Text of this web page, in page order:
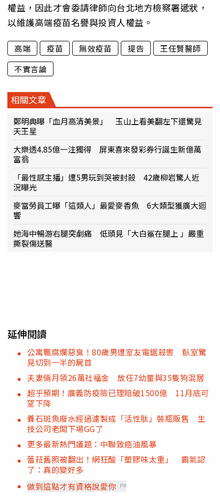
權益，因此才會委請律師向台北地方檢察署遞狀，
以維護高端疫苗名譽與投資人權益。
高端 疫苗 無效疫苗 提告
王任賢醫師
不實言論
相關文章
鄭明典曝「血月高清美景」 玉山上看美翻左下還驚見
天王星
大樂透4.85億一注獨得 屏東喜來發彩券行誕生新億萬
富翁
「最性感主播」遭5男玩到哭被封殺 42歲柳岩驚人近
況曝光
麥當勞員工曝「這類人」最愛麥香魚 6大類型獲廣大迴
響
她海中暢游右腿突劇痛 低頭見「大白鯊在腿上 」嚴重
撕裂傷送醫
延伸閱讀
公寓飄腐爛惡臭！80歲男遭室友電鋸殺害 臥室驚
見切到一半的屍首
夫妻倆月領26萬社福金 放任7幼童與35隻狗混居
超乎預期！廣義防疫險已理賠破1500億 11月底可
望下降
養石斑魚廢水經過濾製成「活性肽」裝瓶販售 生
技公司老闆下場GG了
更多最新熱門議題：中聯致癌油風暴
蕾菈舊照被翻出！網狂酸「塑膠味太重」 霸氣認
了：真的變好多
做到這點才有資格說愛你 PR